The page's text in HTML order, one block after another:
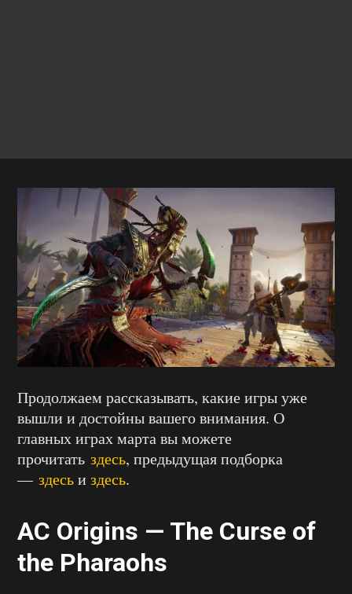
Продолжаем рассказывать, какие игры уже
вышли и достойны вашего внимания. О
главных играх марта вы можете
прочитать здесь, предыдущая подборка
— здесьи здесь.
AC Origins — The Curse of
the Pharaohs